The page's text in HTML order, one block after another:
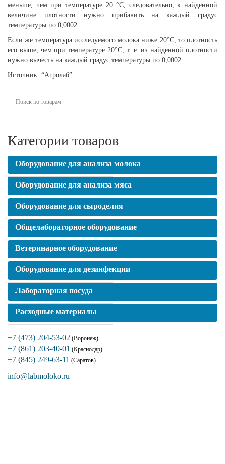
меньше, чем при температуре 20 °С, следовательно, к найденной
величине плотности нужно прибавить на каждый градус
температуры по 0,0002.
Если же температура исследуемого молока ниже 20°С, то плотность
его выше, чем при температуре 20°С, т. е. из найденной плотности
нужно вычесть на каждый градус температуры по 0,0002.
Источник: “Агролаб”
Категории товаров
Оборудование для анализа молока
Оборудование для анализа мяса
Оборудование для сыроделия
Общелабораторное оборудование
Ветеринарное оборудование
Оборудование для дезинфекции
Лабораторная посуда
Расходные материалы
+7 (473) 204-53-02 (Воронеж)
+7 (861) 203-40-01 (Краснодар)
+7 (845) 249-63-11 (Саратов)
info@labmoloko.ru